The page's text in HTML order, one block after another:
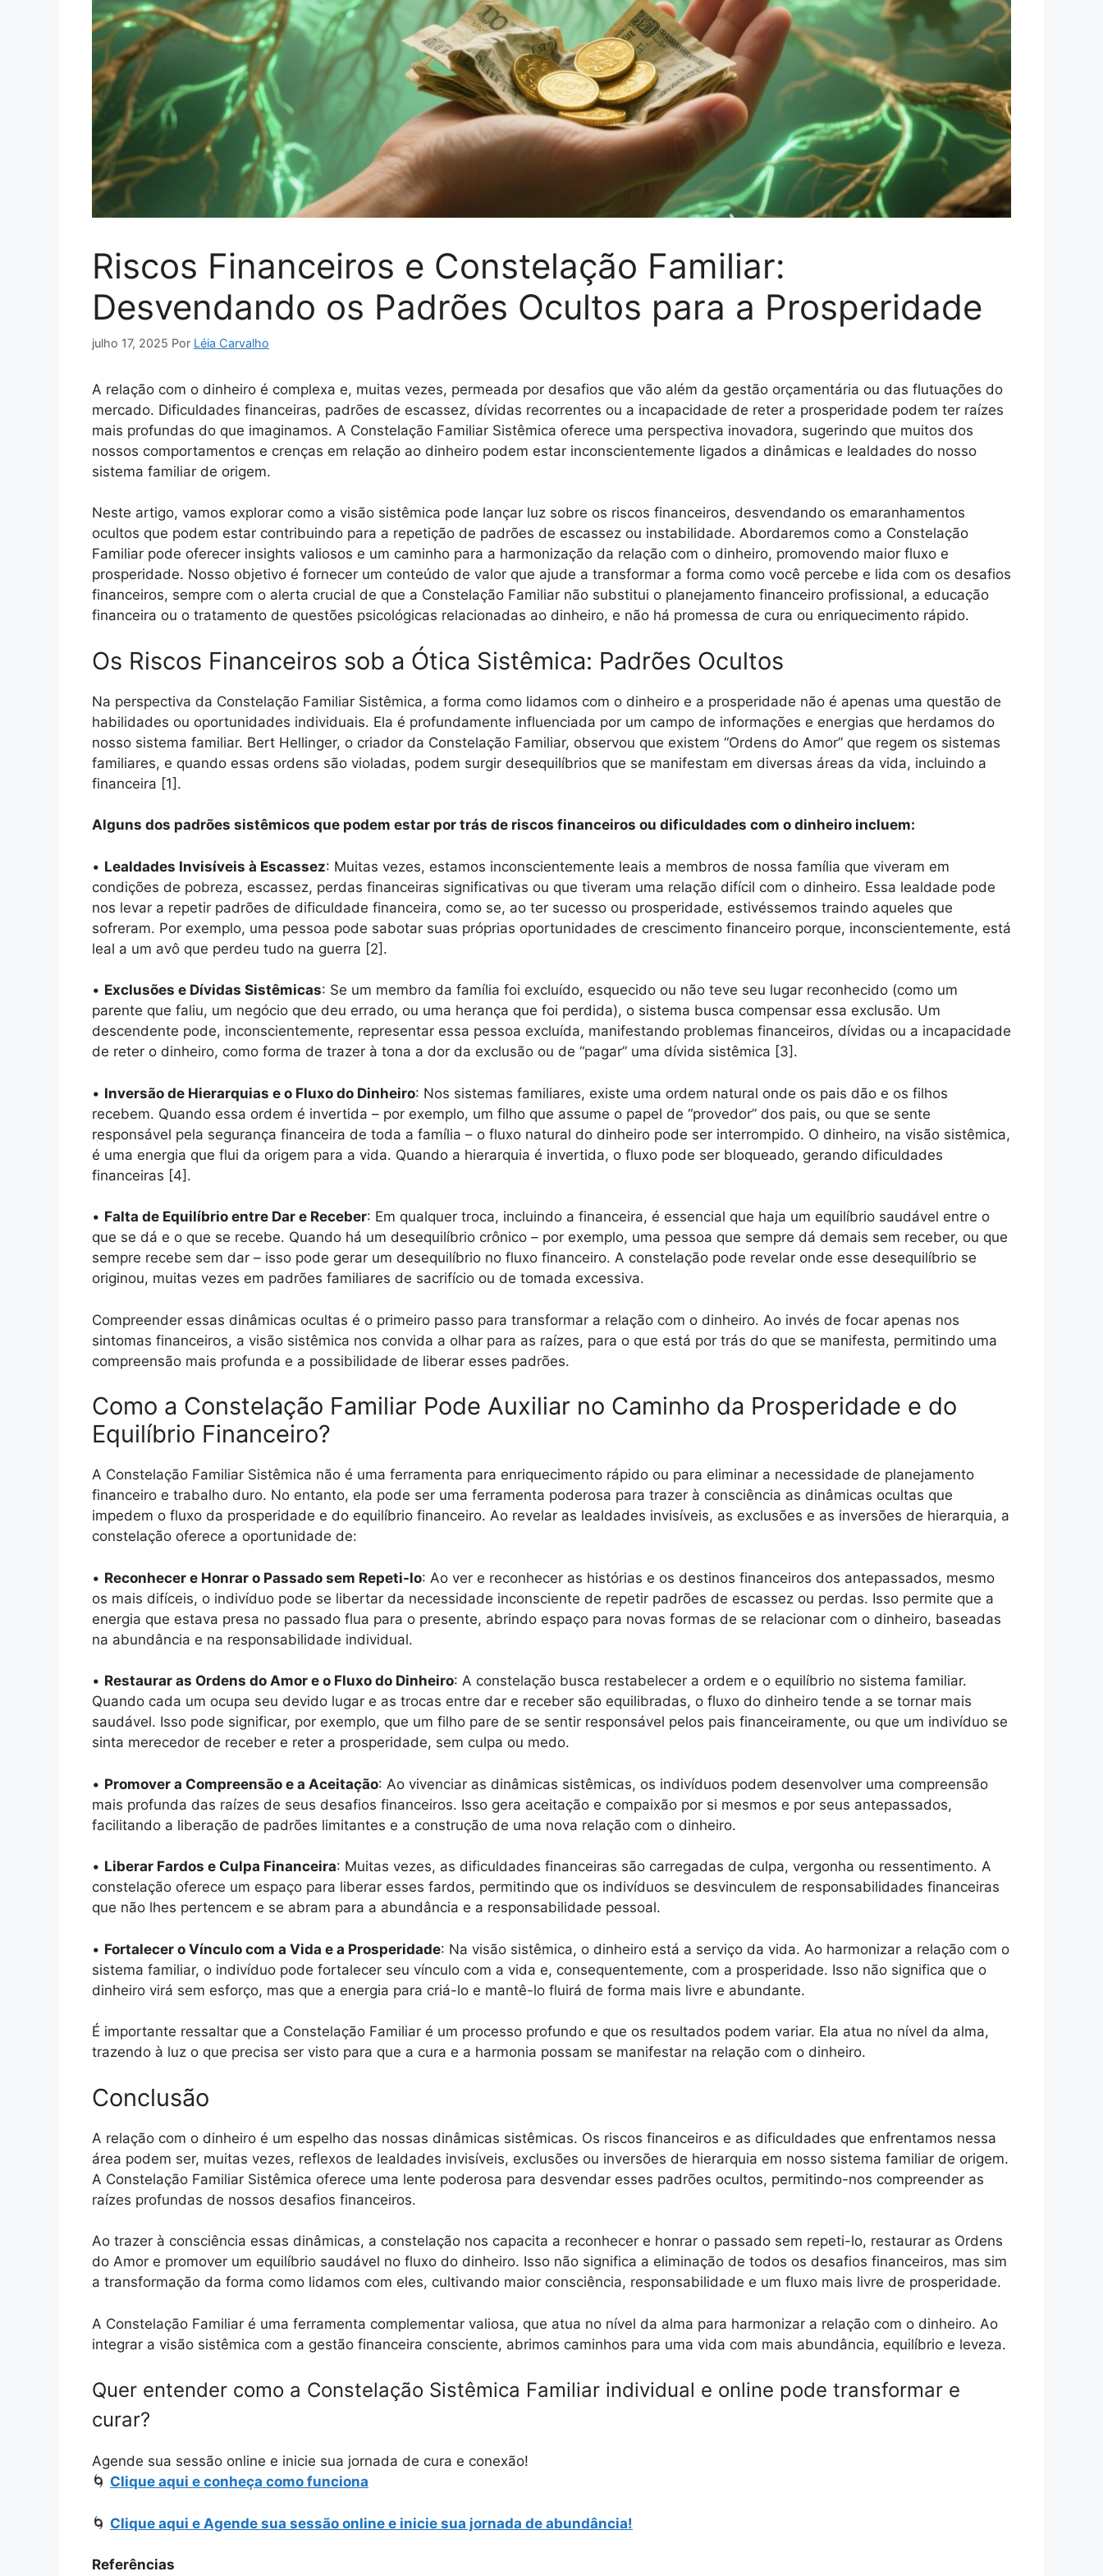
Riscos Financeiros e Constelação Familiar:
Desvendando os Padrões Ocultos para a Prosperidade
julho 17, 2025 Por Léia Carvalho
A relação com o dinheiro é complexa e, muitas vezes, permeada por desafios que vão além da gestão orçamentária ou das flutuações do
mercado. Dificuldades financeiras, padrões de escassez, dívidas recorrentes ou a incapacidade de reter a prosperidade podem ter raízes
mais profundas do que imaginamos. A Constelação Familiar Sistêmica oferece uma perspectiva inovadora, sugerindo que muitos dos
nossos comportamentos e crenças em relação ao dinheiro podem estar inconscientemente ligados a dinâmicas e lealdades do nosso
sistema familiar de origem.
Neste artigo, vamos explorar como a visão sistêmica pode lançar luz sobre os riscos financeiros, desvendando os emaranhamentos
ocultos que podem estar contribuindo para a repetição de padrões de escassez ou instabilidade. Abordaremos como a Constelação
Familiar pode oferecer insights valiosos e um caminho para a harmonização da relação com o dinheiro, promovendo maior fluxo e
prosperidade. Nosso objetivo é fornecer um conteúdo de valor que ajude a transformar a forma como você percebe e lida com os desafios
financeiros, sempre com o alerta crucial de que a Constelação Familiar não substitui o planejamento financeiro profissional, a educação
financeira ou o tratamento de questões psicológicas relacionadas ao dinheiro, e não há promessa de cura ou enriquecimento rápido.
Os Riscos Financeiros sob a Ótica Sistêmica: Padrões Ocultos
Na perspectiva da Constelação Familiar Sistêmica, a forma como lidamos com o dinheiro e a prosperidade não é apenas uma questão de
habilidades ou oportunidades individuais. Ela é profundamente influenciada por um campo de informações e energias que herdamos do
nosso sistema familiar. Bert Hellinger, o criador da Constelação Familiar, observou que existem “Ordens do Amor” que regem os sistemas
familiares, e quando essas ordens são violadas, podem surgir desequilíbrios que se manifestam em diversas áreas da vida, incluindo a
financeira [1].
Alguns dos padrões sistêmicos que podem estar por trás de riscos financeiros ou dificuldades com o dinheiro incluem:
• Lealdades Invisíveis à Escassez: Muitas vezes, estamos inconscientemente leais a membros de nossa família que viveram em
condições de pobreza, escassez, perdas financeiras significativas ou que tiveram uma relação difícil com o dinheiro. Essa lealdade pode
nos levar a repetir padrões de dificuldade financeira, como se, ao ter sucesso ou prosperidade, estivéssemos traindo aqueles que
sofreram. Por exemplo, uma pessoa pode sabotar suas próprias oportunidades de crescimento financeiro porque, inconscientemente, está
leal a um avô que perdeu tudo na guerra [2].
• Exclusões e Dívidas Sistêmicas: Se um membro da família foi excluído, esquecido ou não teve seu lugar reconhecido (como um
parente que faliu, um negócio que deu errado, ou uma herança que foi perdida), o sistema busca compensar essa exclusão. Um
descendente pode, inconscientemente, representar essa pessoa excluída, manifestando problemas financeiros, dívidas ou a incapacidade
de reter o dinheiro, como forma de trazer à tona a dor da exclusão ou de “pagar” uma dívida sistêmica [3].
• Inversão de Hierarquias e o Fluxo do Dinheiro: Nos sistemas familiares, existe uma ordem natural onde os pais dão e os filhos
recebem. Quando essa ordem é invertida – por exemplo, um filho que assume o papel de “provedor” dos pais, ou que se sente
responsável pela segurança financeira de toda a família – o fluxo natural do dinheiro pode ser interrompido. O dinheiro, na visão sistêmica,
é uma energia que flui da origem para a vida. Quando a hierarquia é invertida, o fluxo pode ser bloqueado, gerando dificuldades
financeiras [4].
• Falta de Equilíbrio entre Dar e Receber: Em qualquer troca, incluindo a financeira, é essencial que haja um equilíbrio saudável entre o
que se dá e o que se recebe. Quando há um desequilíbrio crônico – por exemplo, uma pessoa que sempre dá demais sem receber, ou que
sempre recebe sem dar – isso pode gerar um desequilíbrio no fluxo financeiro. A constelação pode revelar onde esse desequilíbrio se
originou, muitas vezes em padrões familiares de sacrifício ou de tomada excessiva.
Compreender essas dinâmicas ocultas é o primeiro passo para transformar a relação com o dinheiro. Ao invés de focar apenas nos
sintomas financeiros, a visão sistêmica nos convida a olhar para as raízes, para o que está por trás do que se manifesta, permitindo uma
compreensão mais profunda e a possibilidade de liberar esses padrões.
Como a Constelação Familiar Pode Auxiliar no Caminho da Prosperidade e do
Equilíbrio Financeiro?
A Constelação Familiar Sistêmica não é uma ferramenta para enriquecimento rápido ou para eliminar a necessidade de planejamento
financeiro e trabalho duro. No entanto, ela pode ser uma ferramenta poderosa para trazer à consciência as dinâmicas ocultas que
impedem o fluxo da prosperidade e do equilíbrio financeiro. Ao revelar as lealdades invisíveis, as exclusões e as inversões de hierarquia, a
constelação oferece a oportunidade de:
• Reconhecer e Honrar o Passado sem Repeti-lo: Ao ver e reconhecer as histórias e os destinos financeiros dos antepassados, mesmo
os mais difíceis, o indivíduo pode se libertar da necessidade inconsciente de repetir padrões de escassez ou perdas. Isso permite que a
energia que estava presa no passado flua para o presente, abrindo espaço para novas formas de se relacionar com o dinheiro, baseadas
na abundância e na responsabilidade individual.
• Restaurar as Ordens do Amor e o Fluxo do Dinheiro: A constelação busca restabelecer a ordem e o equilíbrio no sistema familiar.
Quando cada um ocupa seu devido lugar e as trocas entre dar e receber são equilibradas, o fluxo do dinheiro tende a se tornar mais
saudável. Isso pode significar, por exemplo, que um filho pare de se sentir responsável pelos pais financeiramente, ou que um indivíduo se
sinta merecedor de receber e reter a prosperidade, sem culpa ou medo.
• Promover a Compreensão e a Aceitação: Ao vivenciar as dinâmicas sistêmicas, os indivíduos podem desenvolver uma compreensão
mais profunda das raízes de seus desafios financeiros. Isso gera aceitação e compaixão por si mesmos e por seus antepassados,
facilitando a liberação de padrões limitantes e a construção de uma nova relação com o dinheiro.
• Liberar Fardos e Culpa Financeira: Muitas vezes, as dificuldades financeiras são carregadas de culpa, vergonha ou ressentimento. A
constelação oferece um espaço para liberar esses fardos, permitindo que os indivíduos se desvinculem de responsabilidades financeiras
que não lhes pertencem e se abram para a abundância e a responsabilidade pessoal.
• Fortalecer o Vínculo com a Vida e a Prosperidade: Na visão sistêmica, o dinheiro está a serviço da vida. Ao harmonizar a relação com o
sistema familiar, o indivíduo pode fortalecer seu vínculo com a vida e, consequentemente, com a prosperidade. Isso não significa que o
dinheiro virá sem esforço, mas que a energia para criá-lo e mantê-lo fluirá de forma mais livre e abundante.
É importante ressaltar que a Constelação Familiar é um processo profundo e que os resultados podem variar. Ela atua no nível da alma,
trazendo à luz o que precisa ser visto para que a cura e a harmonia possam se manifestar na relação com o dinheiro.
Conclusão
A relação com o dinheiro é um espelho das nossas dinâmicas sistêmicas. Os riscos financeiros e as dificuldades que enfrentamos nessa
área podem ser, muitas vezes, reflexos de lealdades invisíveis, exclusões ou inversões de hierarquia em nosso sistema familiar de origem.
A Constelação Familiar Sistêmica oferece uma lente poderosa para desvendar esses padrões ocultos, permitindo-nos compreender as
raízes profundas de nossos desafios financeiros.
Ao trazer à consciência essas dinâmicas, a constelação nos capacita a reconhecer e honrar o passado sem repeti-lo, restaurar as Ordens
do Amor e promover um equilíbrio saudável no fluxo do dinheiro. Isso não significa a eliminação de todos os desafios financeiros, mas sim
a transformação da forma como lidamos com eles, cultivando maior consciência, responsabilidade e um fluxo mais livre de prosperidade.
A Constelação Familiar é uma ferramenta complementar valiosa, que atua no nível da alma para harmonizar a relação com o dinheiro. Ao
integrar a visão sistêmica com a gestão financeira consciente, abrimos caminhos para uma vida com mais abundância, equilíbrio e leveza.
Quer entender como a Constelação Sistêmica Familiar individual e online pode transformar e
curar?
Agende sua sessão online e inicie sua jornada de cura e conexão!
🌀 Clique aqui e conheça como funciona
🌀 Clique aqui e Agende sua sessão online e inicie sua jornada de abundância!
Referências